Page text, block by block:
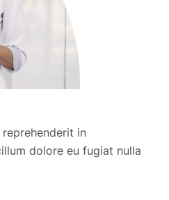
in
dolore eu fugiat nulla